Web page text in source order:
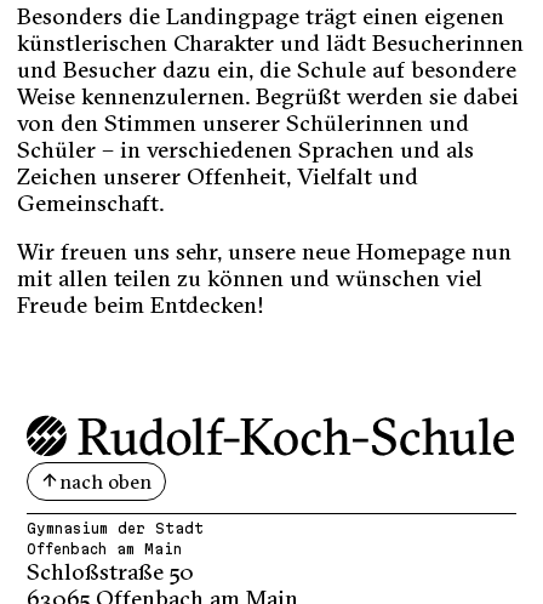
Besonders die Landingpage trägt einen eigenen
künstlerischen Charakter und lädt Besucherinnen
und Besucher dazu ein, die Schule auf besondere
Weise kennenzulernen. Begrüßt werden sie dabei
von den Stimmen unserer Schülerinnen und
Schüler – in verschiedenen Sprachen und als
Zeichen unserer Offenheit, Vielfalt und
Gemeinschaft.
Wir freuen uns sehr, unsere neue Homepage nun
mit allen teilen zu können und wünschen viel
Freude beim Entdecken!
nach oben
Gymnasium der Stadt
Offenbach am Main
Schloßstraße 50